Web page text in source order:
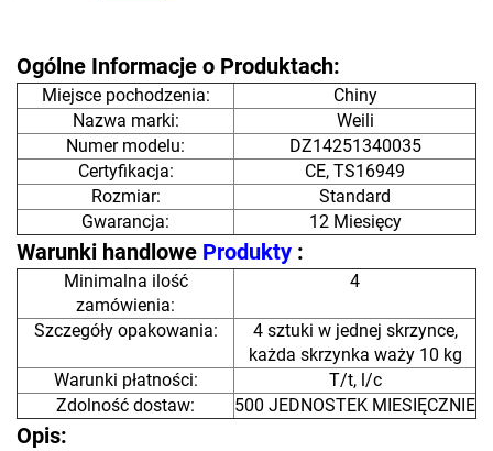
Ogólne Informacje o Produktach:
Miejsce pochodzenia:
Chiny
Nazwa marki:
Weili
Numer modelu:
DZ14251340035
Certyfikacja:
CE, TS16949
Rozmiar:
Standard
Gwarancja:
12 Miesięcy
Warunki handlowe Produkty :
Minimalna ilość
zamówienia:
4
Szczegóły opakowania:
4 sztuki w jednej skrzynce,
każda skrzynka waży 10 kg
Warunki płatności:
T/t, l/c
Zdolność dostaw:
500 JEDNOSTEK MIESIĘCZNIE
Opis: